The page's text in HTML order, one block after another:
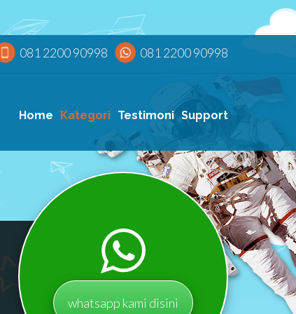
081 2200 90998 081 2200 90998
Home Kategori Testimoni Support
whatsapp kami disini